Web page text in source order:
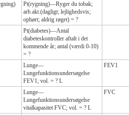
Pt(rygning)—Ryger du tobak;
arb.akt.(dagligt; lejlighedsvis;
ophørt; aldrig røget) = ?
Pt(diabetes)—Antal
diabeteskontroller aftalt i det
kommende år; antal (værdi 0-10)
= ?
Lunge—
Lungefunktionsundersøgelse
FEV1; vol. = ? L
FEV1
Lunge—
Lungefunktionsundersøgelse
vitalkapasitet FVC; vol. = ? L
FVC